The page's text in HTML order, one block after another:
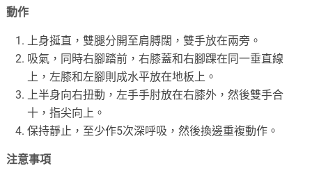
動作
上身挻直，雙腿分開至肩膊闊，雙手放在兩旁。
吸氣，同時右腳踏前，右膝蓋和右腳踝在同一垂直線
上，左膝和左腳則成水平放在地板上。
上半身向右扭動，左手手肘放在右膝外，然後雙手合
十，指尖向上。
保持靜止，至少作5次深呼吸，然後換邊重複動作。
注意事項